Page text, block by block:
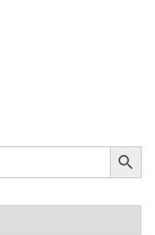
Botón de